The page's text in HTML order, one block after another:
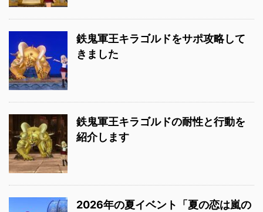
鉄鬼軍王キラゴルドをサポ攻略して
きました
鉄鬼軍王キラゴルドの耐性と行動を
紹介します
2026年の夏イベント「夏の恋は嵐の